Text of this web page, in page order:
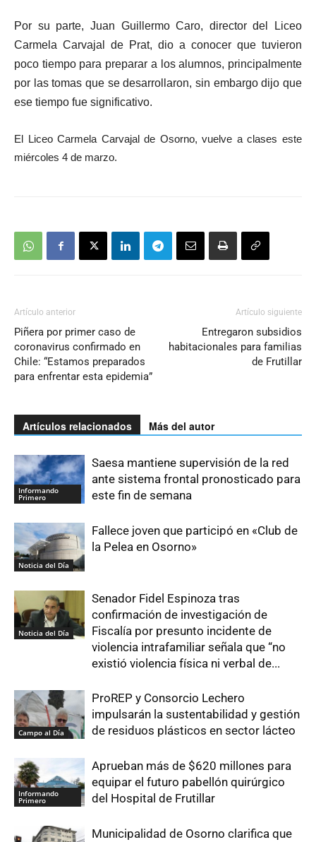
Por su parte, Juan Guillermo Caro, director del Liceo
Carmela Carvajal de Prat, dio a conocer que tuvieron
poco tiempo para preparar a los alumnos, principalmente
por las tomas que se desarrollaron, sin embargo dijo que
ese tiempo fue significativo.
El Liceo Carmela Carvajal de Osorno, vuelve a clases este
miércoles 4 de marzo.
Artículo anterior
Piñera por primer caso de
coronavirus confirmado en
Chile: “Estamos preparados
para enfrentar esta epidemia”
Artículo siguiente
Entregaron subsidios
habitacionales para familias
de Frutillar
Artículos relacionados Más del autor
Informando
Primero
Saesa mantiene supervisión de la red
ante sistema frontal pronosticado para
este fin de semana
Noticia del Día
Fallece joven que participó en «Club de
la Pelea en Osorno»
Noticia del Día
Senador Fidel Espinoza tras
confirmación de investigación de
Fiscalía por presunto incidente de
violencia intrafamiliar señala que “no
existió violencia física ni verbal de...
Campo al Día
ProREP y Consorcio Lechero
impulsarán la sustentabilidad y gestión
de residuos plásticos en sector lácteo
Informando
Primero
Aprueban más de $620 millones para
equipar el futuro pabellón quirúrgico
del Hospital de Frutillar
Municipalidad de Osorno clarifica que